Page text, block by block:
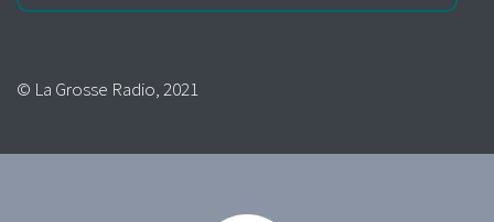
© La Grosse Radio, 2021